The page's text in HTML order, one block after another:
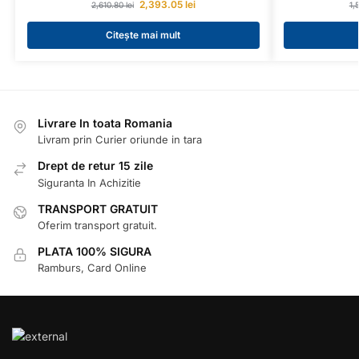
2,610.80lei 2,393.05 lei
Citește mai mult
Livrare In toata Romania
Livram prin Curier oriunde in tara
Drept de retur 15 zile
Siguranta In Achizitie
TRANSPORT GRATUIT
Oferim transport gratuit.
PLATA 100% SIGURA
Ramburs, Card Online